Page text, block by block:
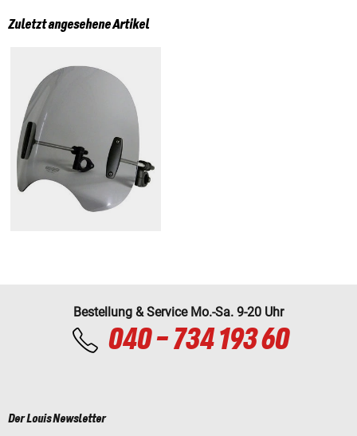
Zuletzt angesehene Artikel
Bestellung & Service Mo.-Sa. 9-20 Uhr
040 - 734 193 60
Der Louis Newsletter